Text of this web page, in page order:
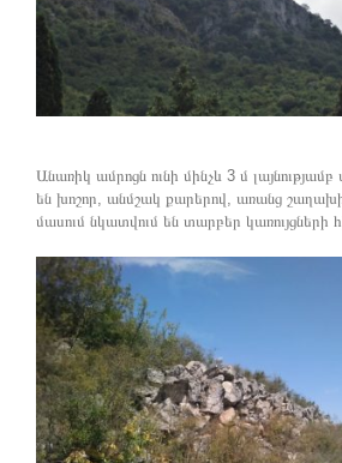
Անառիկ ամրոցն ունի մինչև 3 մ
են խոշոր, անմշակ քարերով, առանց
մասում նկատվում են տարբեր